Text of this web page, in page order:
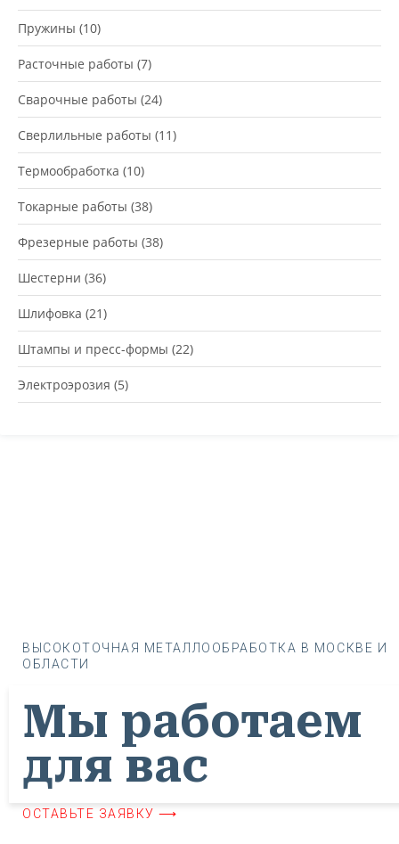
Пружины (10)
Расточные работы (7)
Сварочные работы (24)
Сверлильные работы (11)
Термообработка (10)
Токарные работы (38)
Фрезерные работы (38)
Шестерни (36)
Шлифовка (21)
Штампы и пресс-формы (22)
Электроэрозия (5)
ВЫСОКОТОЧНАЯ МЕТАЛЛООБРАБОТКА В МОСКВЕ И
ОБЛАСТИ
Мы работаем
для вас
ОСТАВЬТЕ ЗАЯВКУ ⟶